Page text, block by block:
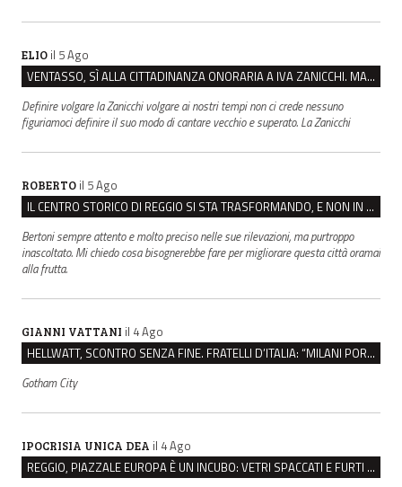
ELIO il 5 Ago
VENTASSO, SÌ ALLA CITTADINANZA ONORARIA A IVA ZANICCHI. MA BARGIACCHI: “È DI PESSIMO GUSTO”
Definire volgare la Zanicchi volgare ai nostri tempi non ci crede nessuno
figuriamoci definire il suo modo di cantare vecchio e superato. La Zanicchi
ROBERTO il 5 Ago
IL CENTRO STORICO DI REGGIO SI STA TRASFORMANDO, E NON IN MEGLIO
Bertoni sempre attento e molto preciso nelle sue rilevazioni, ma purtroppo
inascoltato. Mi chiedo cosa bisognerebbe fare per migliorare questa città oramai
alla frutta.
GIANNI VATTANI il 4 Ago
HELLWATT, SCONTRO SENZA FINE. FRATELLI D’ITALIA: “MILANI PORTA DOCUMENTI, DE FRANCO INSULTI”
Gotham City
IPOCRISIA UNICA DEA il 4 Ago
REGGIO, PIAZZALE EUROPA È UN INCUBO: VETRI SPACCATI E FURTI SULLE AUTO IN SOSTA